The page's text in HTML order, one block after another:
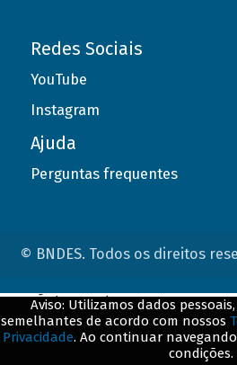
Redes Sociais
YouTube
Instagram
Ajuda
Perguntas frequentes
© BNDES. Todos os direitos
Aviso: Utilizamos dados
semelhantes de acordo com nossos
Privacidade. Ao continuar
condições.
ConteÃºdo complementar
${title}${badge}